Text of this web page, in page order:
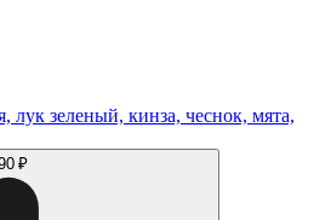
лук зеленый, кинза, чеснок, мята,
₽